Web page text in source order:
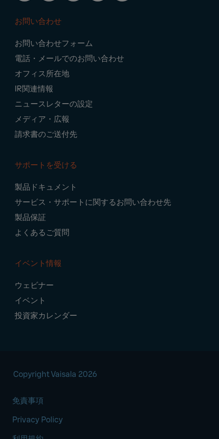
Navigation
お問い合わせ
お問い合わせフォーム
電話・メールでのお問い合わせ
オフィス所在地
IR関連情報
ニュースレターの設定
メディア・広報
請求書のご送付先
サポートを受ける
製品ドキュメント
サービス・サポートに関するお問い合わせ先
製品保証
よくあるご質問
イベント情報
ウェビナー
イベント
投資家カレンダー
Copyright Vaisala 2026
免責事項
Privacy Policy